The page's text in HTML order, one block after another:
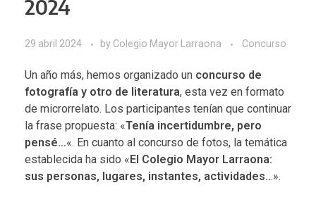
2024
29 abril 2024 by Colegio Mayor Larraona Concurso
Un año más, hemos organizado un concurso de
fotografía y otro de literatura, esta vez en formato
de microrrelato. Los participantes tenían que continuar
la frase propuesta: «Tenía incertidumbre, pero
pensé…«. En cuanto al concurso de fotos, la temática
establecida ha sido « El Colegio Mayor Larraona:
sus personas, lugares, instantes, actividades...».